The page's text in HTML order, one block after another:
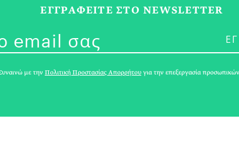
Το Παιδικό
ΔΕΣΠΟΙΝΑ ΡΑΜΜΟΥ
ΕΓΓPΑΦΕΙΤΕ ΣΤΟ NEWSLETTER
με τηνΠολιτική Προστασίας Απορρήτου για την επεξεργασία